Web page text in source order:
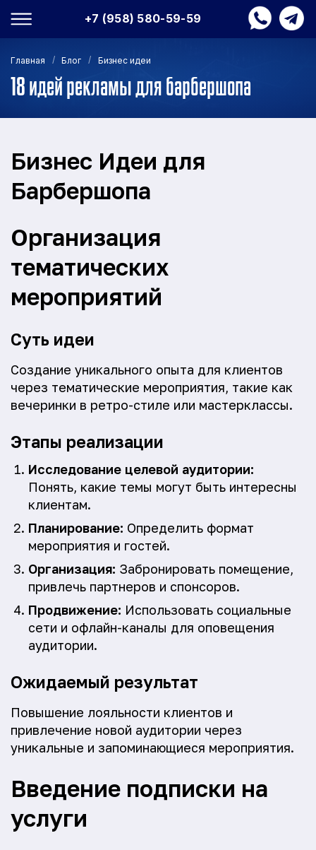
+7 (958) 580-59-59
Главная / Блог / Бизнес идеи
18 идей рекламы для барбершопа
Бизнес Идеи для
Барбершопа
Организация
тематических
мероприятий
Суть идеи
Создание уникального опыта для клиентов
через тематические мероприятия, такие как
вечеринки в ретро-стиле или мастерклассы.
Этапы реализации
Исследование целевой аудитории:
Понять, какие темы могут быть интересны
клиентам.
Планирование: Определить формат
мероприятия и гостей.
Организация: Забронировать помещение,
привлечь партнеров и спонсоров.
Продвижение: Использовать социальные
сети и офлайн-каналы для оповещения
аудитории.
Ожидаемый результат
Повышение лояльности клиентов и
привлечение новой аудитории через
уникальные и запоминающиеся мероприятия.
Введение подписки на
услуги